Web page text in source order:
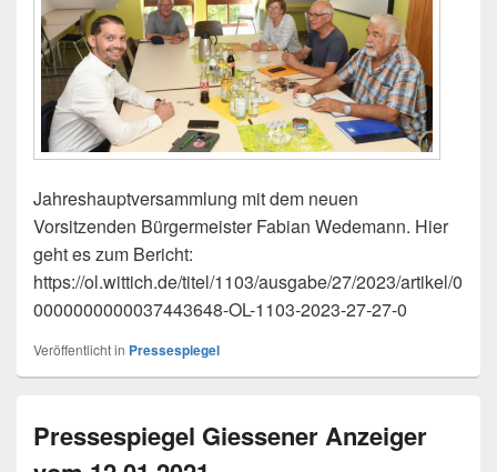
Jahreshauptversammlung mit dem neuen
Vorsitzenden Bürgermeister Fabian Wedemann. Hier
geht es zum Bericht:
https://ol.wittich.de/titel/1103/ausgabe/27/2023/artikel/0
0000000000037443648-OL-1103-2023-27-27-0
Veröffentlicht in Pressespiegel
Pressespiegel Giessener Anzeiger